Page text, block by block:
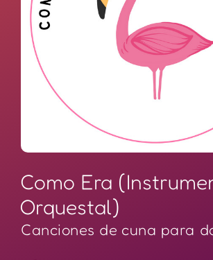
Como Era
Orquestal)
Canciones de cuna para